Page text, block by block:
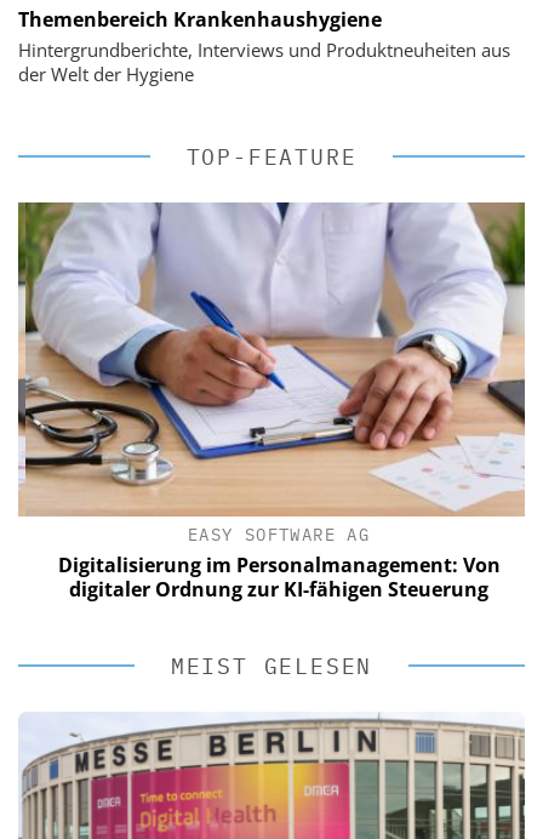
Themenbereich Krankenhaushygiene
Hintergrundberichte, Interviews und Produktneuheiten aus
der Welt der Hygiene
TOP-FEATURE
EASY SOFTWARE AG
Digitalisierung im Personalmanagement: Von
digitaler Ordnung zur KI-fähigen Steuerung
MEIST GELESEN